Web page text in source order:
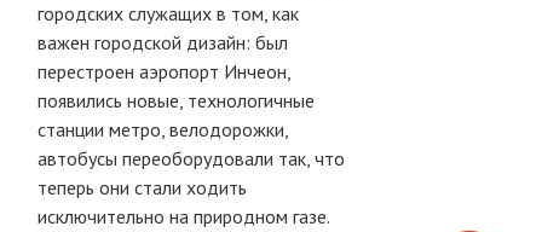
городских служащих в том, как
важен городской дизайн: был
перестроен аэропорт Инчеон,
появились новые, технологичные
станции метро, велодорожки,
автобусы переоборудовали так, что
теперь они стали ходить
исключительно на природном газе.